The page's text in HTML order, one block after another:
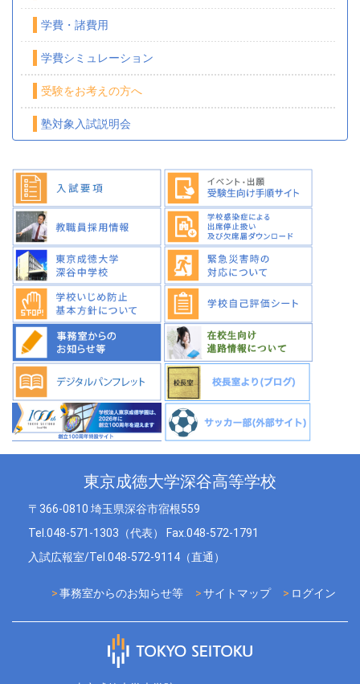
学費・諸費用
学費シミュレーション
受験をお考えの方へ
塾対象入試説明会
東京成徳大学深谷高等学校
〒366-0810 埼玉県深谷市宿根559
Tel.048-571-1303（代表） Fax.048-572-1791
入試広報室/Tel.048-572-9114（直通）
ログイン
サイトマップ
事務室からのお知らせ等